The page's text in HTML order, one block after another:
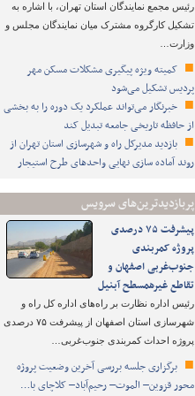
رئیس مجمع نمایندگان استان تهران، با اشاره به
تشکیل کارگروه مشترک میان نمایندگان مجلس و
وزارت…
کمیته ویژه پیگیری مشکلات مسکن مهر
پردیس تشکیل می‌شود
خبرنگار می‌تواند عملکرد یک دوره را به بخشی
از حافظه تاریخی جامعه تبدیل کند
بازدید مدیرکل راه و شهرسازی استان تهران از
روند آماده سازی نهایی واحدهای طرح استیجار
پربازدیدترین‌های سرویس
پیشرفت ۷۵ درصدی
پروژه کمربندی
جنوب‌غربی اصفهان و
تقاطع غیرهمسطح آبنیل
رئیس اداره نظارت بر راه‌های اداره کل راه و
شهرسازی استان اصفهان از پیشرفت ۷۵ درصدی
پروژه احداث کمربندی جنوب‌غربی…
برگزاری جلسه بررسی آخرین وضعیت پروژه
محور قزوین– الموت– رحیم‌آباد– کلاچای با…